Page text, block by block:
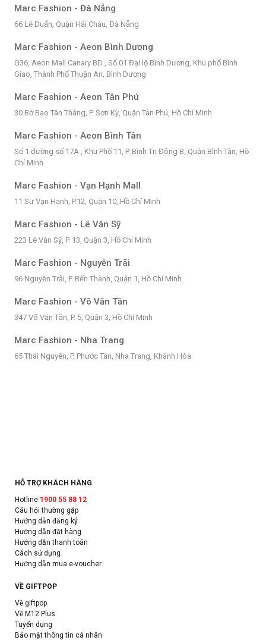
Marc Fashion - Đà Nẵng
66 Lê Duẩn, Quận Hải Châu, Đà Nẵng
Marc Fashion - Aeon Bình Dương
G36, Aeon Mall Canary BD , Số 01 Đại lộ Bình Dương, Khu phố Bình
Giao, Thành Phố Thuận An, Bình Dương
Marc Fashion - Aeon Tân Phú
30 Bờ Bao Tân Thắng, P. Sơn Kỳ, Quận Tân Phú, Hồ Chí Minh
Marc Fashion - Aeon Bình Tân
Số 1 đường số 17A , Khu Phố 11, P. Bình Trị Đông B, Quận Bình Tân, Hồ
Chí Minh
Marc Fashion - Vạn Hạnh Mall
11 Sư Vạn Hạnh, P.12, Quận 10, Hồ Chí Minh
Marc Fashion - Lê Văn Sỹ
223 Lê Văn Sỹ, P. 13, Quận 3, Hồ Chí Minh
Marc Fashion - Nguyễn Trãi
96 Nguyễn Trãi, P. Bến Thành, Quận 1, Hồ Chí Minh
Marc Fashion - Võ Văn Tần
347 Võ Văn Tần, P. 5, Quận 3, Hồ Chí Minh
Marc Fashion - Nha Trang
65 Thái Nguyên, P. Phước Tân, Nha Trang, Khánh Hòa
HỖ TRỢ KHÁCH HÀNG
Hotline 1900 55 88 12
Câu hỏi thường gặp
Hướng dẫn đăng ký
Hướng dẫn đặt hàng
Hướng dẫn thanh toán
Cách sử dụng
Hướng dẫn mua e-voucher
VỀ GIFTPOP
Về giftpop
Về M12 Plus
Tuyển dụng
Bảo mật thông tin cá nhân